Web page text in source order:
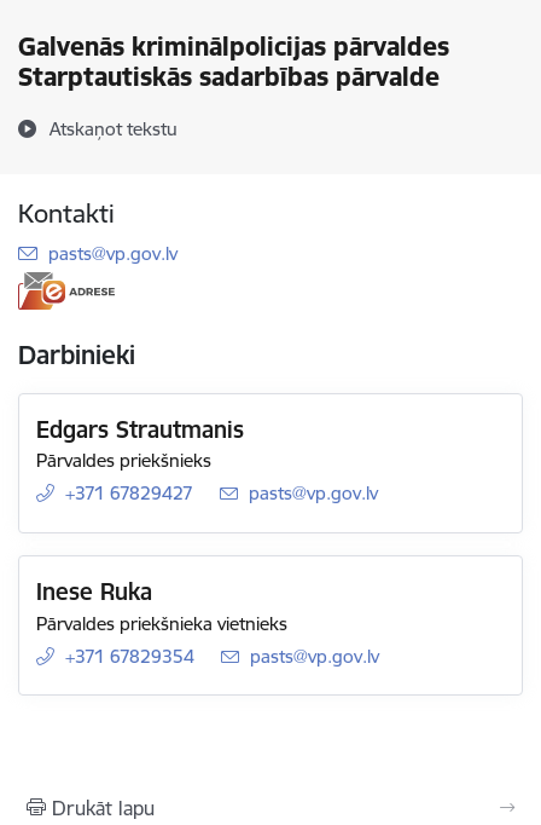
Galvenās kriminālpolicijas pārvaldes
Starptautiskās sadarbības pārvalde
Atskaņot tekstu
Kontakti
E-pasts:
pasts@vp.gov.lv
Darbinieki
Edgars Strautmanis
Pārvaldes priekšnieks
+371 67829427
E-pasts:
pasts@vp.gov.lv
Inese Ruka
Pārvaldes priekšnieka vietnieks
+371 67829354
E-pasts:
pasts@vp.gov.lv
Drukāt lapu